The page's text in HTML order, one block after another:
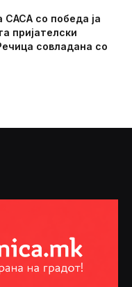
со победа ја
пријателски
совладана со